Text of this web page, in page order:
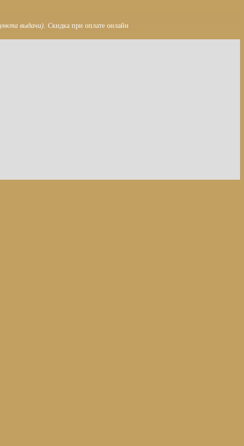
выдачи). Скидка при оплате онлайн